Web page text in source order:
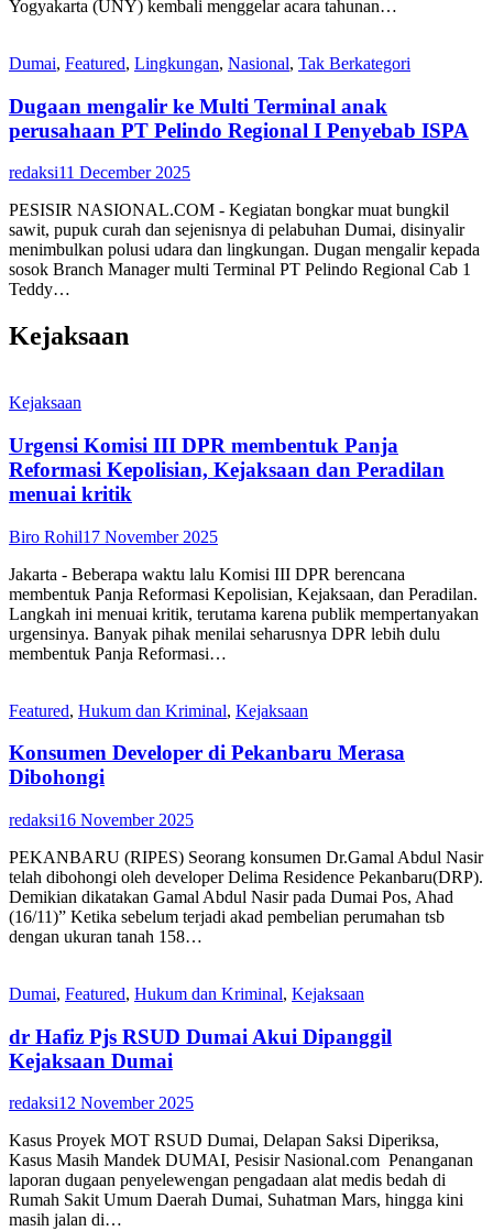
Yogyakarta (UNY) kembali menggelar acara tahunan…
Dumai, Featured, Lingkungan, Nasional, Tak Berkategori
Dugaan mengalir ke Multi Terminal anak
perusahaan PT Pelindo Regional I Penyebab ISPA
redaksi11 December 2025
PESISIR NASIONAL.COM - Kegiatan bongkar muat bungkil
sawit, pupuk curah dan sejenisnya di pelabuhan Dumai, disinyalir
menimbulkan polusi udara dan lingkungan. Dugan mengalir kepada
sosok Branch Manager multi Terminal PT Pelindo Regional Cab 1
Teddy…
Kejaksaan
Kejaksaan
Urgensi Komisi III DPR membentuk Panja
Reformasi Kepolisian, Kejaksaan dan Peradilan
menuai kritik
Biro Rohil17 November 2025
Jakarta - Beberapa waktu lalu Komisi III DPR berencana
membentuk Panja Reformasi Kepolisian, Kejaksaan, dan Peradilan.
Langkah ini menuai kritik, terutama karena publik mempertanyakan
urgensinya. Banyak pihak menilai seharusnya DPR lebih dulu
membentuk Panja Reformasi…
Featured, Hukum dan Kriminal, Kejaksaan
Konsumen Developer di Pekanbaru Merasa
Dibohongi
redaksi16 November 2025
PEKANBARU (RIPES) Seorang konsumen Dr.Gamal Abdul Nasir
telah dibohongi oleh developer Delima Residence Pekanbaru(DRP).
Demikian dikatakan Gamal Abdul Nasir pada Dumai Pos, Ahad
(16/11)” Ketika sebelum terjadi akad pembelian perumahan tsb
dengan ukuran tanah 158…
Dumai, Featured, Hukum dan Kriminal, Kejaksaan
dr Hafiz Pjs RSUD Dumai Akui Dipanggil
Kejaksaan Dumai
redaksi12 November 2025
Kasus Proyek MOT RSUD Dumai, Delapan Saksi Diperiksa,
Kasus Masih Mandek DUMAI, Pesisir Nasional.com Penanganan
laporan dugaan penyelewengan pengadaan alat medis bedah di
Rumah Sakit Umum Daerah Dumai, Suhatman Mars, hingga kini
masih jalan di…